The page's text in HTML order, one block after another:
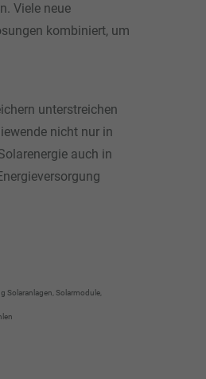
Viele neue
kombiniert, um
unterstreichen
nicht nur in
auch in
Solaranlagen, Solarmodule,